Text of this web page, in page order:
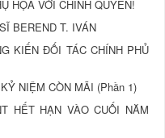
HỌA VỚI CHÍNH QUYỀN!
BEREND T. IVÁN
KIẾN ĐỐI TÁC CHÍNH PHỦ
NIỆM CÒN MÃI (Phần 1)
HẾT HẠN VÀO CUỐI NĂM